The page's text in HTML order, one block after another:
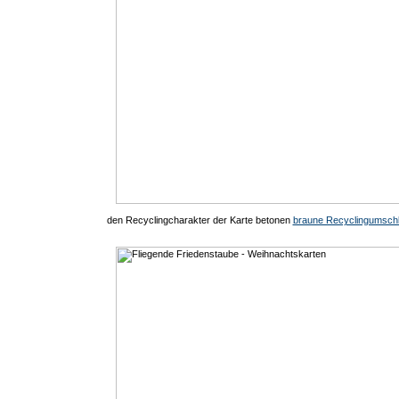
den Recyclingcharakter der Karte betonen braune